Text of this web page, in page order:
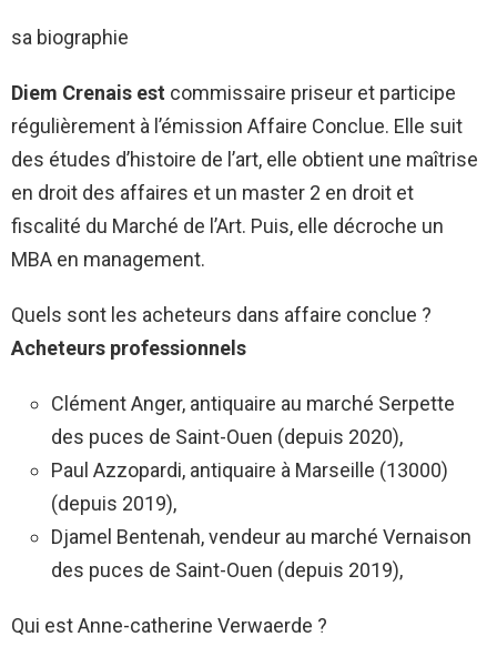
sa biographie
Diem Crenais est commissaire priseur et participe
régulièrement à l’émission Affaire Conclue. Elle suit
des études d’histoire de l’art, elle obtient une maîtrise
en droit des affaires et un master 2 en droit et
fiscalité du Marché de l’Art. Puis, elle décroche un
MBA en management.
Quels sont les acheteurs dans affaire conclue ?
Acheteurs professionnels
Clément Anger, antiquaire au marché Serpette
des puces de Saint-Ouen (depuis 2020),
Paul Azzopardi, antiquaire à Marseille (13000)
(depuis 2019),
Djamel Bentenah, vendeur au marché Vernaison
des puces de Saint-Ouen (depuis 2019),
Qui est Anne-catherine Verwaerde ?